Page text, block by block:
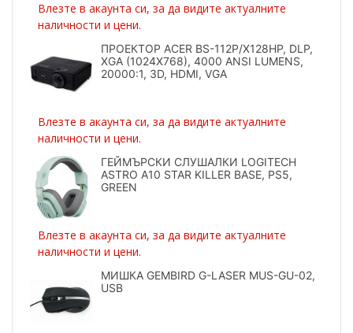
Влезте в акаунта си, за да видите актуалните
наличности и цени.
ПРОЕКТОР ACER BS-112P/X128HP, DLP,
XGA (1024X768), 4000 ANSI LUMENS,
20000:1, 3D, HDMI, VGA
Влезте в акаунта си, за да видите актуалните
наличности и цени.
ГЕЙМЪРСКИ СЛУШАЛКИ LOGITECH
ASTRO A10 STAR KILLER BASE, PS5,
GREEN
Влезте в акаунта си, за да видите актуалните
наличности и цени.
МИШКА GEMBIRD G-LASER MUS-GU-02,
USB